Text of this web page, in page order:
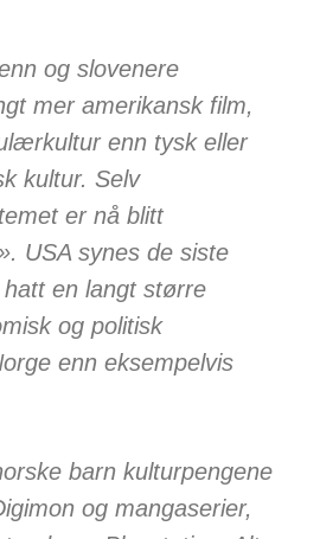
og slovenere
mer amerikansk film,
enn tysk eller
kultur. Selv
er nå blitt
USA synes de siste
en langt større
og politisk
enn eksempelvis
barn kulturpengene
og mangaserier,